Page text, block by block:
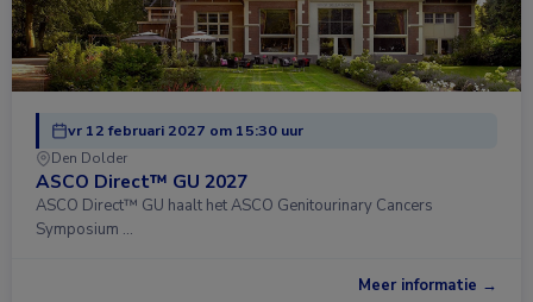
vr 12 februari 2027 om 15:30 uur
Den Dolder
ASCO Direct™ GU 2027
ASCO Direct™ GU haalt het ASCO Genitourinary Cancers
Symposium …
Meer informatie →